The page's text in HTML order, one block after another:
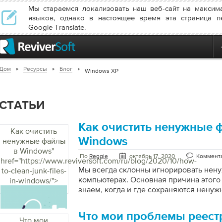
Мы стараемся локализовать наш веб-сайт на
языков, однако в настоящее время эта страница
Google Translate.
Ресурсы Блог Windows XP
Как очистить
ненужные файлы
в Windows"
href="https://www.reviversoft.com/ru/blog/2020/10/how-
to-clean-junk-files-
in-windows/">
Как очистить ненужные
Windows
По Reggie октябрь 17, 2020
Мы всегда склонны игнорировать
компьютерах. Основная причина
знаем, когда и где сохраняются
запускаете программу через
Что мои
Что мои проблемы